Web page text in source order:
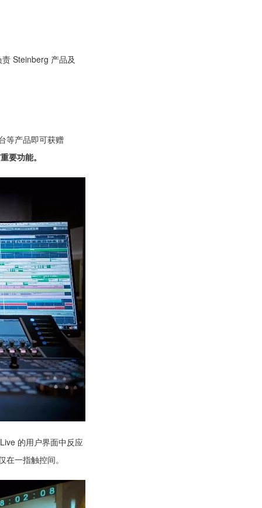
Steinberg 产品及
等产品即可获赠
要功能。
的用户界面中反应
一指触控间。